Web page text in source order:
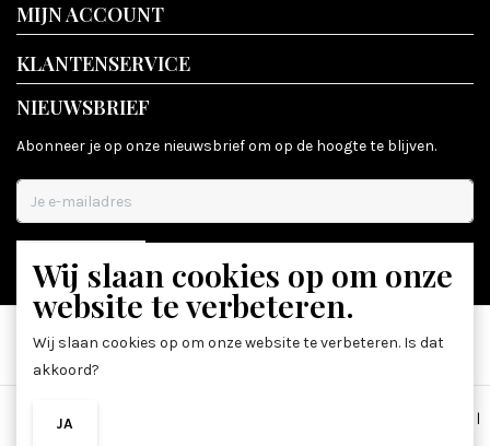
MIJN ACCOUNT
KLANTENSERVICE
NIEUWSBRIEF
Abonneer je op onze nieuwsbrief om op de hoogte te blijven.
ABONNEER
Algemene voorwaarden
|
Wij slaan cookies op om onze
website te verbeteren.
Wij slaan cookies op om onze website te verbeteren. Is dat
akkoord?
JA